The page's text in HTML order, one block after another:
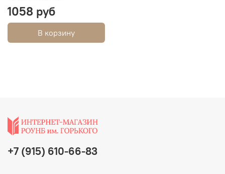
1058 руб
В корзину
+7 (915) 610-66-83